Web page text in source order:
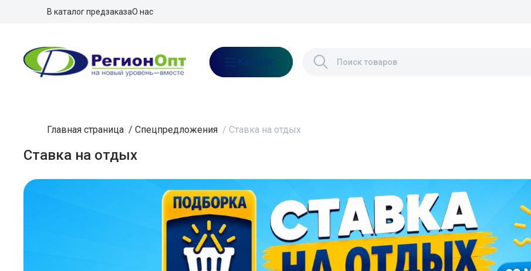
В каталог предзаказаО нас
Каталог
Главная страница / Спецпредложения / Ставка на отдых
Ставка на отдых